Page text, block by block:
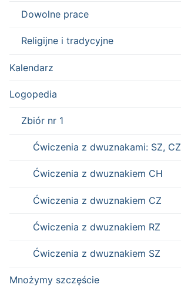
Dowolne prace
Religijne i tradycyjne
Kalendarz
Logopedia
Zbiór nr 1
Ćwiczenia z dwuznakami: SZ, CZ
Ćwiczenia z dwuznakiem CH
Ćwiczenia z dwuznakiem CZ
Ćwiczenia z dwuznakiem RZ
Ćwiczenia z dwuznakiem SZ
Mnożymy szczęście